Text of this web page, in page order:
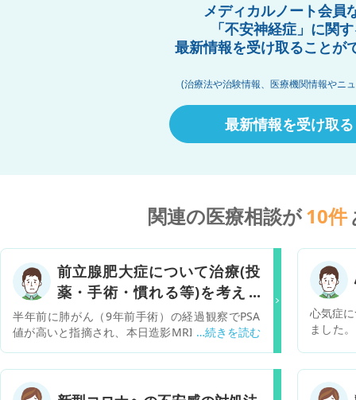
メディカルノート会員
「不安神経症」に関
最新情報を受け取ることが
(治療法や治験情報、医療機関情報やニ
最新情報を受け取る
関連の医療相談が10件
前立腺肥大症について治療(投
薬・手術・慣れる等)を考えの
アドバイスを下さい。
半年前に肺がん（9年前手術）の経過観察でPSA
値が高いと指摘され、本日造影MRIを撮影しまし
ん専門の大病院のため、詳細は泌尿器科へ紹介状
を出すとの説明を受けました。 「前立腺肥大症」
心気症
ました
いもの